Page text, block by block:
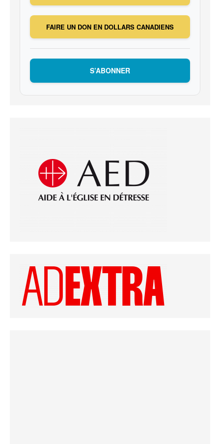
FAIRE UN DON EN DOLLARS CANADIENS
S’ABONNER